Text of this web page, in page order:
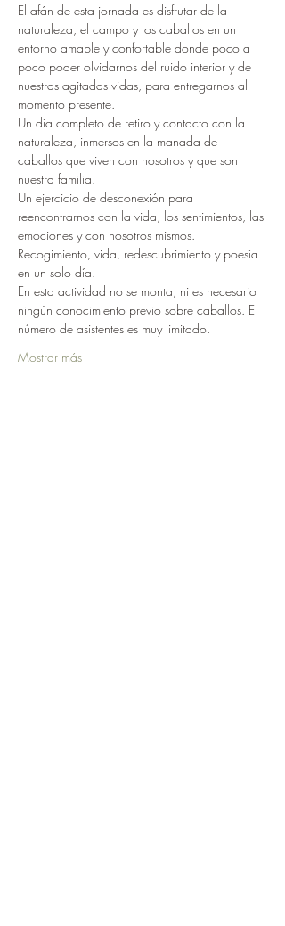
El afán de esta jornada es disfrutar de la
naturaleza, el campo y los caballos en un
entorno amable y confortable donde poco a
poco poder olvidarnos del ruido interior y de
nuestras agitadas vidas, para entregarnos al
momento presente.
Un día completo de retiro y contacto con la
naturaleza, inmersos en la manada de
caballos que viven con nosotros y que son
nuestra familia.
Un ejercicio de desconexión para
reencontrarnos con la vida, los sentimientos, las
emociones y con nosotros mismos.
Recogimiento, vida, redescubrimiento y poesía
en un solo día.
En esta actividad no se monta, ni es necesario
ningún conocimiento previo sobre caballos. El
número de asistentes es muy limitado.
Mostrar más